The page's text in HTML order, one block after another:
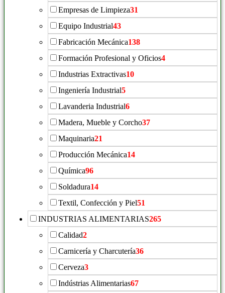
Empresas de Limpieza31
Equipo Industrial43
Fabricación Mecánica138
Formación Profesional y Oficios4
Industrias Extractivas10
Ingeniería Industrial5
Lavanderia Industrial6
Madera, Mueble y Corcho37
Maquinaria21
Producción Mecánica14
Química96
Soldadura14
Textil, Confección y Piel51
INDUSTRIAS ALIMENTARIAS265
Calidad2
Carnicería y Charcutería36
Cerveza3
Indústrias Alimentarias67